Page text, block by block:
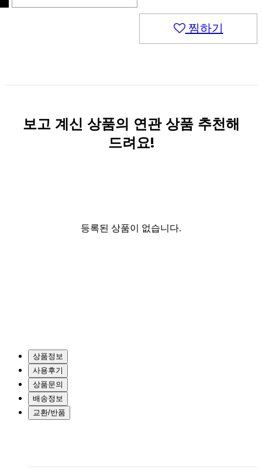
찜하기
보고 계신 상품의 연관 상품 추천해
드려요!
등록된 상품이 없습니다.
상품정보
사용후기
상품문의
배송정보
교환/반품